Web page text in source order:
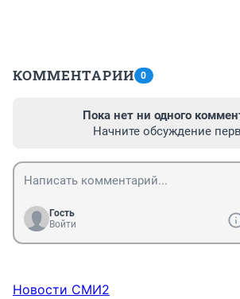
КОММЕНТАРИИ 0
Пока нет ни одного
Начните обсуждение
Гость
Войти
Новости СМИ2